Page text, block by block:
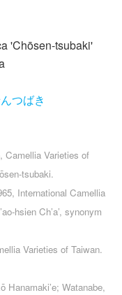
'Chōsen-tsubaki'
つばき
Camellia Varieties of
tsubaki.
International Camellia
hsien Ch’a’, synonym
Varieties of Taiwan.
Hanamaki’e; Watanabe,